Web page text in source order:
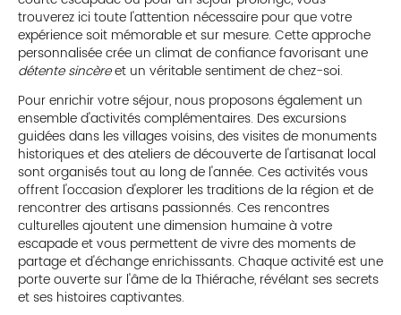
trouverez ici toute l'attention nécessaire pour que votre
expérience soit mémorable et sur mesure. Cette approche
personnalisée crée un climat de confiance favorisant une
détente sincèreet un véritable sentiment de chez-soi.
Pour enrichir votre séjour, nous proposons également un
ensemble d'activités complémentaires. Des excursions
guidées dans les villages voisins, des visites de monuments
historiques et des ateliers de découverte de l'artisanat local
sont organisés tout au long de l'année. Ces activités vous
offrent l'occasion d'explorer les traditions de la région et de
rencontrer des artisans passionnés. Ces rencontres
culturelles ajoutent une dimension humaine à votre
escapade et vous permettent de vivre des moments de
partage et d'échange enrichissants. Chaque activité est une
porte ouverte sur l'âme de la Thiérache, révélant ses secrets
et ses histoires captivantes.